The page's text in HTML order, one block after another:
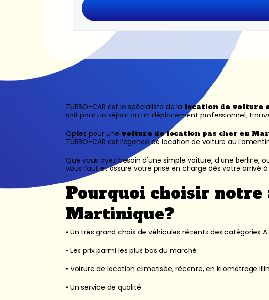
TURBO-CAR est le spécialiste de la location de voiture
soit pour un séjour ou un déplacement professionnel,
Optez pour une voiture de location pas cher en
TURBO-CAR est l’agence de location de voiture au
Que vous ayez besoin d'une simple voiture, d’une berline,
vous faut et assure votre prise en charge dès votre arrivé à
Pourquoi choisir notre
Martinique?
• Un très grand choix de véhicules récents des catégories
• Les prix parmi les plus bas du marché
• Voiture de location climatisée, récente, en kilométrage
• Un service de qualité